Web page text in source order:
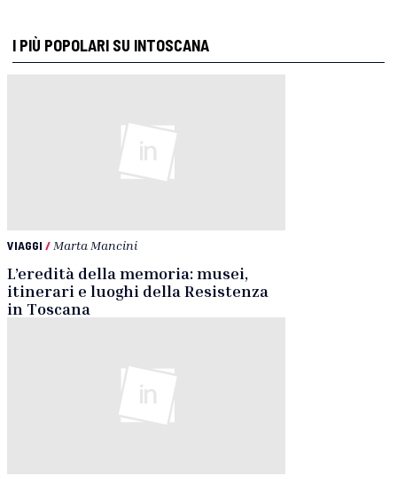
I PIÙ POPOLARI SU INTOSCANA
VIAGGI / Marta Mancini
L’eredità della memoria: musei,
itinerari e luoghi della Resistenza
in Toscana